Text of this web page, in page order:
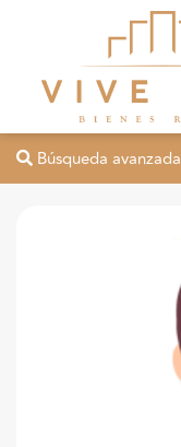
Búsqueda avanzada